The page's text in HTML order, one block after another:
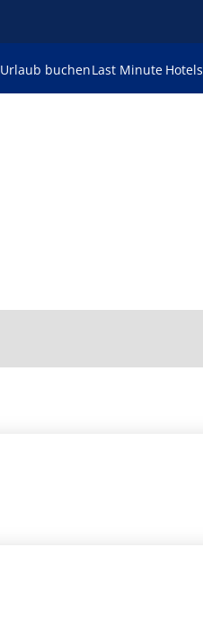
Urlaub buchenLast Minute Hotels